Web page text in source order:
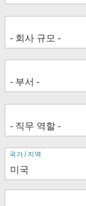
주
소
국가/지역